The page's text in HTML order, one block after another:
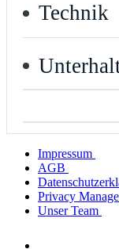
Technik
Impressum
AGB
Privacy
Unser Team